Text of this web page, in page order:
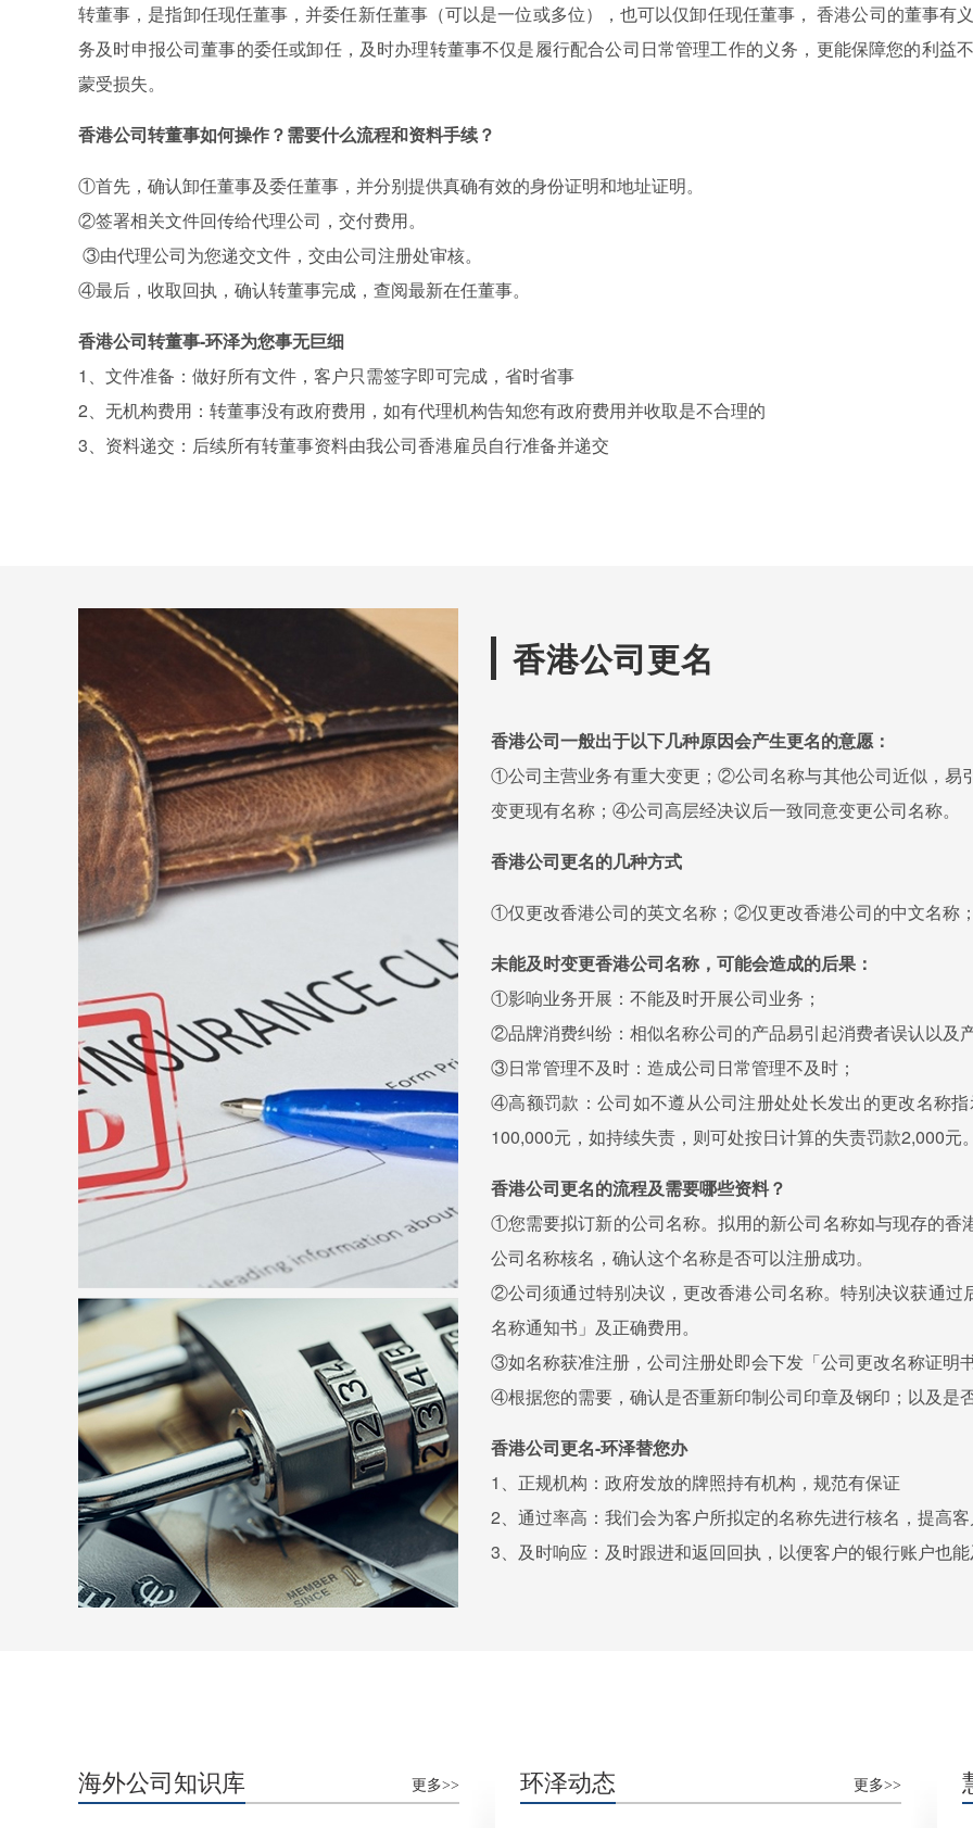
转董事，是指卸任现任董事，并委任新任董事（可以是一位或多位），也可以仅卸任现任董事， 香港公司的董事有义
务及时申报公司董事的委任或卸任，及时办理转董事不仅是履行配合公司日常管理工作的义务，更能保障您的利益不
蒙受损失。
香港公司转董事如何操作？需要什么流程和资料手续？
①首先，确认卸任董事及委任董事，并分别提供真确有效的身份证明和地址证明。
②签署相关文件回传给代理公司，交付费用。
③由代理公司为您递交文件，交由公司注册处审核。
④最后，收取回执，确认转董事完成，查阅最新在任董事。
香港公司转董事-环泽为您事无巨细
1、文件准备：做好所有文件，客户只需签字即可完成，省时省事
2、无机构费用：转董事没有政府费用，如有代理机构告知您有政府费用并收取是不合理的
3、资料递交：后续所有转董事资料由我公司香港雇员自行准备并递交
香港公司更名
香港公司一般出于以下几种原因会产生更名的意愿：
①公司主营业务有重大变更；②公司名称与其他公司近似，
变更现有名称；④公司高层经决议后一致同意变更公司名称。
香港公司更名的几种方式
①仅更改香港公司的英文名称；②仅更改香港公司的中文名称
未能及时变更香港公司名称，可能会造成的后果：
①影响业务开展：不能及时开展公司业务；
②品牌消费纠纷：相似名称公司的产品易引起消费者误认以及
③日常管理不及时：造成公司日常管理不及时；
④高额罚款：公司如不遵从公司注册处处长发出的更改名称
100,000元，如持续失责，则可处按日计算的失责罚款2,000元
香港公司更名的流程及需要哪些资料？
①您需要拟订新的公司名称。拟用的新公司名称如与现存的
公司名称核名，确认这个名称是否可以注册成功。
②公司须通过特别决议，更改香港公司名称。特别决议获通
名称通知书」及正确费用。
③如名称获准注册，公司注册处即会下发「公司更改名称证明
④根据您的需要，确认是否重新印制公司印章及钢印；以及是
香港公司更名-环泽替您办
1、正规机构：政府发放的牌照持有机构，规范有保证
2、通过率高：我们会为客户所拟定的名称先进行核名，提高
3、及时响应：及时跟进和返回回执，以便客户的银行账户也
更多>>
海外公司知识库 更多>>
环泽动态